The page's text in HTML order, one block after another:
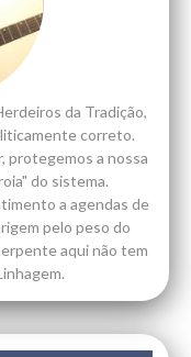
da Tradição,
correto.
protegemos a nossa
do sistema.
a agendas de
pelo peso do
aqui não tem